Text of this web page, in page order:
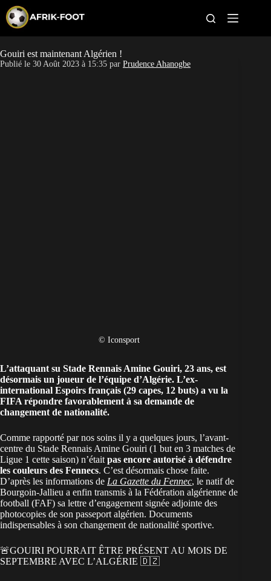
p
o
c
CAN féminine
Gouiri est maintenant Algérien !
Publié le 30 Août 2023 à 15:35 par Prudence Ahanogbe
© Iconsport
L’attaquant su Stade Rennais Amine Gouiri, 23 ans, est
désormais un joueur de l’équipe d’Algérie. L’ex-
international Espoirs français (29 capes, 12 buts) a vu la
FIFA répondre favorablement à sa demande de
changement de nationalité.
Comme rapporté par nos soins il y a quelques jours, l’avant-
centre du Stade Rennais Amine Gouiri (1 but en 3 matches de
Ligue 1 cette saison) n’était pas encore autorisé à défendre
les couleurs des Fennecs. C’est désormais chose faite.
D’après les informations de La Gazette du Fennec, le natif de
Bourgoin-Jallieu a enfin transmis à la Fédération algérienne de
football (FAF) sa lettre d’engagement signée adjointe des
photocopies de son passeport algérien. Documents
indispensables à son changement de nationalité sportive.
🚨GOUIRI POURRAIT ÊTRE PRÉSENT AU MOIS DE
SEPTEMBRE AVEC L’ALGÉRIE 🇩🇿